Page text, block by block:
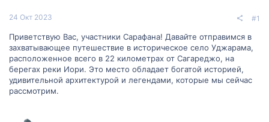
24 Окт 2023 #1
Приветствую Вас, участники Сарафана! Давайте отправимся в
захватывающее путешествие в историческое село Уджарама,
расположенное всего в 22 километрах от Сагареджо, на
берегах реки Иори. Это место обладает богатой историей,
удивительной архитектурой и легендами, которые мы сейчас
рассмотрим.